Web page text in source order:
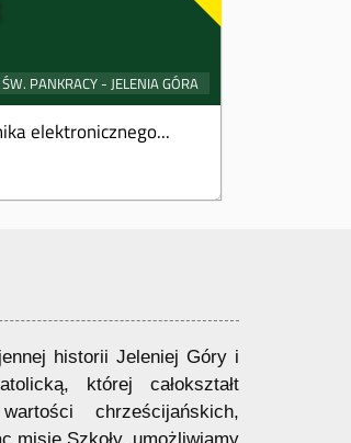
elektronicznego...
historii Jeleniej Góry i
której całokształt
chrześcijańskich,